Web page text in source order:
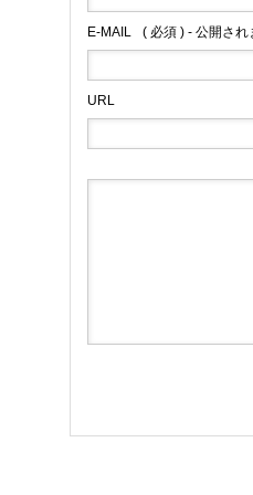
E-MAIL ( 必須 ) - 公開され
URL